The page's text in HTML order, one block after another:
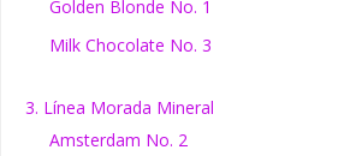
Golden Blonde No. 1
Milk Chocolate No. 3
3. Línea Morada Mineral
Amsterdam No. 2